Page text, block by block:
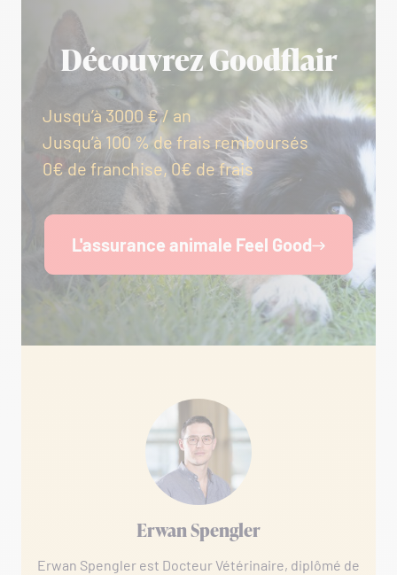
Découvrez Goodflair
Jusqu’à 3000 € / an
Jusqu’à 100 % de frais remboursés
0€ de franchise, 0€ de frais
L'assurance animale Feel Good
Erwan Spengler
Erwan Spengler est Docteur Vétérinaire, diplômé de